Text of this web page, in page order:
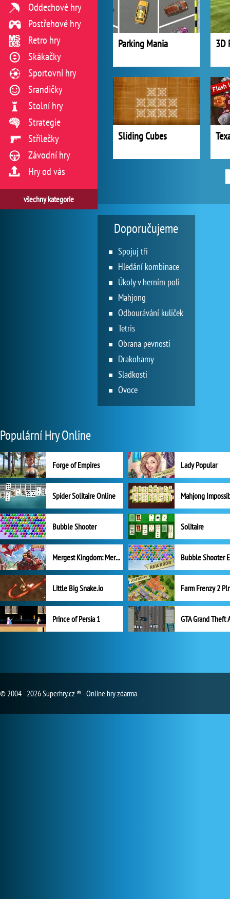
Parking Mania 3D
Sliding Cubes
Oddechové hry
Postřehové hry
Retro hry
Skákačky
Sportovní hry
Srandičky
Stolní hry
Strategie
Střílečky
Závodní hry
Hry od vás
všechny kategorie
Doporučujeme
Spojuj tři
Hledání kombinace
Úkoly v herním poli
Mahjong
Odbourávání kuliček
Tetris
Obrana pevnosti
Drakohamy
Sladkosti
Ovoce
Populární Hry Online
Forge of Empires Lady Popular
Spider Solitaire Online Mahjong
Bubble Shooter Solitaire
Mergest Kingdom: Merge Puzzle
Little Big Snake.io
Prince of Persia 1 GTA Grand Theft
© 2004 - 2026 Superhry.cz ® - Online hry zdarma